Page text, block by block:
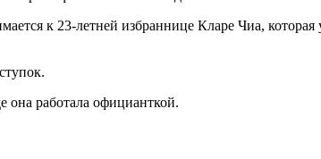
к 23-летней избраннице Кларе Чиа,
она работала официанткой.